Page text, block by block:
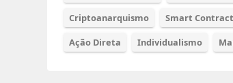
Criptoanarquismo
Smart
Ação Direta
Individualismo